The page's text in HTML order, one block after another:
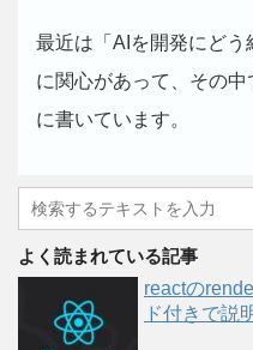
最近は「AIを開発にどう
に関心があって、その
に書いています。
よく読まれている記事
reactの
ド付きで説